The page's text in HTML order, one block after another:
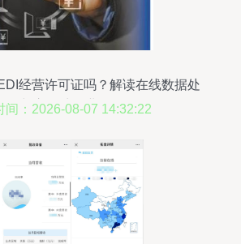
经营许可证吗？解读在线数据处
理与交易处理业务
间：2026-08-07 14:32:22